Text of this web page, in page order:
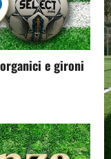
e gironi